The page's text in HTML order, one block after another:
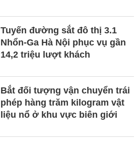
Tuyến đường sắt đô thị 3.1
Nhổn-Ga Hà Nội phục vụ gần
14,2 triệu lượt khách
Bắt đối tượng vận chuyển trái
phép hàng trăm kilogram vật
liệu nổ ở khu vực biên giới